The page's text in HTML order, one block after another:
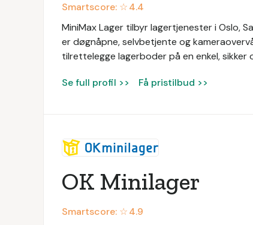
Smartscore: ☆4.4
MiniMax Lager tilbyr lagertjenester i Oslo,
er døgnåpne, selvbetjente og
tilrettelegge lagerboder på en enkel, sikker
Se full profil >> Få pristilbud >>
OK Minilager
Smartscore: ☆4.9